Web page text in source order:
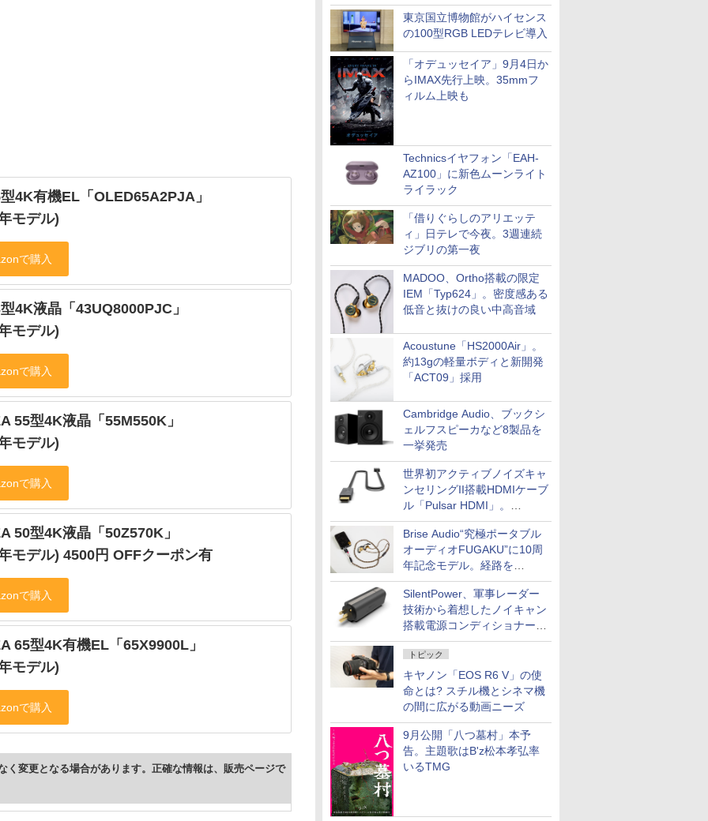
東京国立博物館がハイセンス
の100型RGB LEDテレビ導入
「オデュッセイア」9月4日か
らIMAX先行上映。35mmフ
ィルム上映も
Technicsイヤフォン「EAH-
AZ100」に新色ムーンライト
ライラック
「借りぐらしのアリエッテ
ィ」日テレで今夜。3週連続
ジブリの第一夜
MADOO、Ortho搭載の限定
IEM「Typ624」。密度感ある
低音と抜けの良い中高音域
Acoustune「HS2000Air」。
約13gの軽量ボディと新開発
「ACT09」採用
Cambridge Audio、ブックシ
ェルフスピーカなど8製品を
一挙発売
世界初アクティブノイズキャ
ンセリングII搭載HDMIケーブ
ル「Pulsar HDMI」。
SilentPowerから
Brise Audio“究極ポータブル
オーディオFUGAKU”に10周
年記念モデル。経路を
NISHIKIで統一。400万円
SilentPower、軍事レーダー
技術から着想したノイキャン
搭載電源コンディショナー
「AC iPurifier2」
トピック
キヤノン「EOS R6 V」の使
命とは? スチル機とシネマ機
の間に広がる動画ニーズ
9月公開「八つ墓村」本予
告。主題歌はB'z松本孝弘率
いるTMG
4K有機EL「OLED65A2PJA」
モデル)
4K液晶「43UQ8000PJC」
モデル)
55型4K液晶「55M550K」
モデル)
50型4K液晶「50Z570K」
モデル) 4500円 OFFクーポン有
65型4K有機EL「65X9900L」
モデル)
変更となる場合があります。正確な情報は、販売ページで